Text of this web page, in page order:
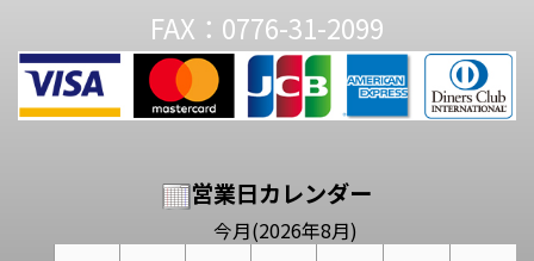
FAX：0776-31-2099
営業日カレンダー
今月(2026年8月)